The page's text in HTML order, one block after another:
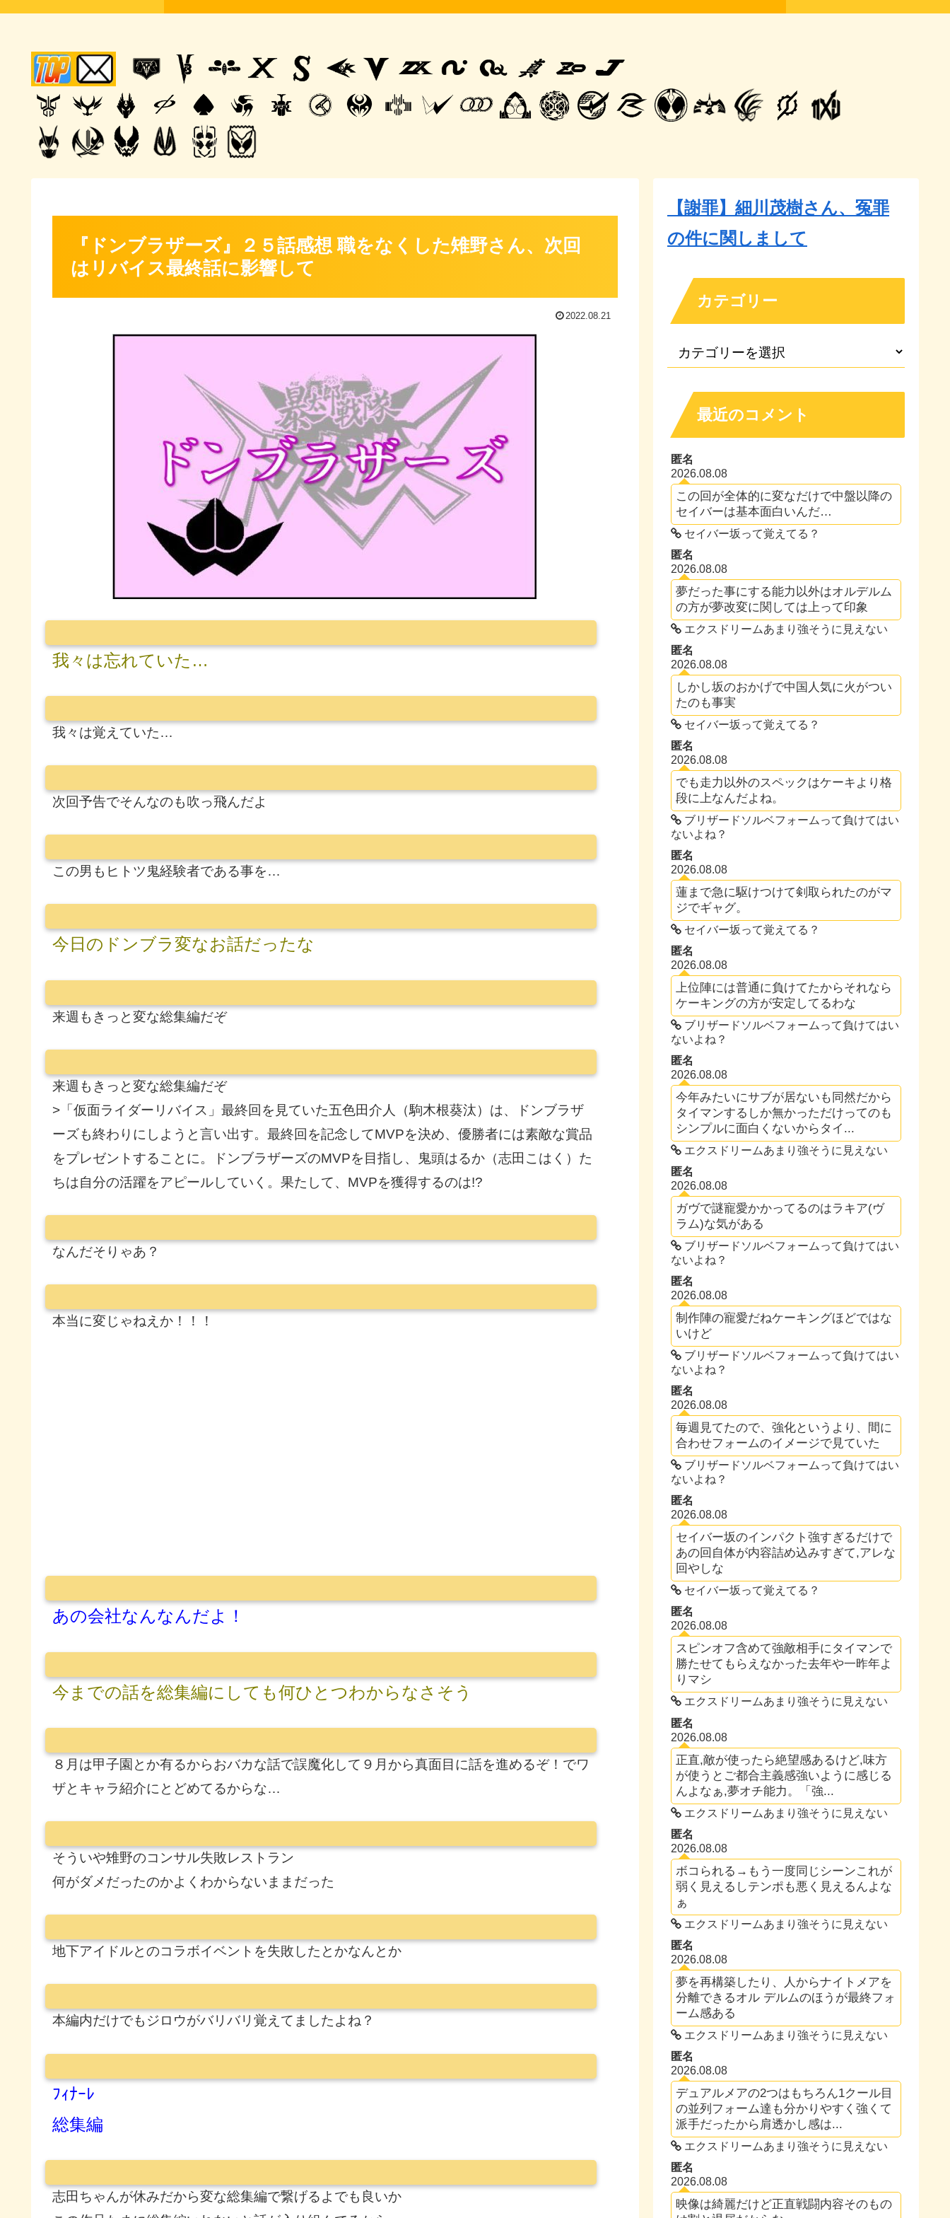
『ドンブラザーズ』２５話感想 職をなくした雉野さん、次回
はリバイス最終話に影響して
2022.08.21
我々は忘れていた…
我々は覚えていた…
次回予告でそんなのも吹っ飛んだよ
この男もヒトツ鬼経験者である事を…
今日のドンブラ変なお話だったな
来週もきっと変な総集編だぞ
来週もきっと変な総集編だぞ
>「仮面ライダーリバイス」最終回を見ていた五色田介人（駒木根葵汰）は、ドンブラザ
ーズも終わりにしようと言い出す。最終回を記念してMVPを決め、優勝者には素敵な賞品
をプレゼントすることに。ドンブラザーズのMVPを目指し、鬼頭はるか（志田こはく）た
ちは自分の活躍をアピールしていく。果たして、MVPを獲得するのは!?
なんだそりゃあ？
本当に変じゃねえか！！！
あの会社なんなんだよ！
今までの話を総集編にしても何ひとつわからなさそう
８月は甲子園とか有るからおバカな話で誤魔化して９月から真面目に話を進めるぞ！でワ
ザとキャラ紹介にとどめてるからな…
そういや雉野のコンサル失敗レストラン
何がダメだったのかよくわからないままだった
地下アイドルとのコラボイベントを失敗したとかなんとか
本編内だけでもジロウがバリバリ覚えてましたよね？
ﾌｨﾅｰﾚ
総集編
志田ちゃんが休みだから変な総集編で繋げるよでも良いか
【謝罪】細川茂樹さん、冤罪
の件に関しまして
カテゴリー
最近のコメント
匿名
2026.08.08
この回が全体的に変なだけで中盤以降の
セイバーは基本面白いんだ…
セイバー坂って覚えてる？
匿名
2026.08.08
夢だった事にする能力以外はオルデルム
の方が夢改変に関しては上って印象
エクスドリームあまり強そうに見えない
匿名
2026.08.08
しかし坂のおかげで中国人気に火がつい
たのも事実
セイバー坂って覚えてる？
匿名
2026.08.08
でも走力以外のスペックはケーキより格
段に上なんだよね。
ブリザードソルベフォームって負けてはい
ないよね？
匿名
2026.08.08
蓮まで急に駆けつけて剣取られたのがマ
ジでギャグ。
セイバー坂って覚えてる？
匿名
2026.08.08
上位陣には普通に負けてたからそれなら
ケーキングの方が安定してるわな
ブリザードソルベフォームって負けてはい
ないよね？
匿名
2026.08.08
今年みたいにサブが居ないも同然だから
タイマンするしか無かっただけってのも
シンプルに面白くないからタイ...
エクスドリームあまり強そうに見えない
匿名
2026.08.08
ガヴで謎寵愛かかってるのはラキア(ヴ
ラム)な気がある
ブリザードソルベフォームって負けてはい
ないよね？
匿名
2026.08.08
制作陣の寵愛だねケーキングほどではな
いけど
ブリザードソルベフォームって負けてはい
ないよね？
匿名
2026.08.08
毎週見てたので、強化というより、間に
合わせフォームのイメージで見ていた
ブリザードソルベフォームって負けてはい
ないよね？
匿名
2026.08.08
セイバー坂のインパクト強すぎるだけで
あの回自体が内容詰め込みすぎて,アレな
回やしな
セイバー坂って覚えてる？
匿名
2026.08.08
スピンオフ含めて強敵相手にタイマンで
勝たせてもらえなかった去年や一昨年よ
りマシ
エクスドリームあまり強そうに見えない
匿名
2026.08.08
正直,敵が使ったら絶望感あるけど,味方
が使うとご都合主義感強いように感じる
んよなぁ,夢オチ能力。「強...
エクスドリームあまり強そうに見えない
匿名
2026.08.08
ボコられる→もう一度同じシーンこれが
弱く見えるしテンポも悪く見えるんよな
ぁ
エクスドリームあまり強そうに見えない
匿名
2026.08.08
夢を再構築したり、人からナイトメアを
分離できるオル デルムのほうが最終フォ
ーム感ある
エクスドリームあまり強そうに見えない
匿名
2026.08.08
デュアルメアの2つはもちろん1クール目
の並列フォーム達も分かりやすく強くて
派手だったから肩透かし感は...
エクスドリームあまり強そうに見えない
匿名
2026.08.08
映像は綺麗だけど正直戦闘内容そのもの